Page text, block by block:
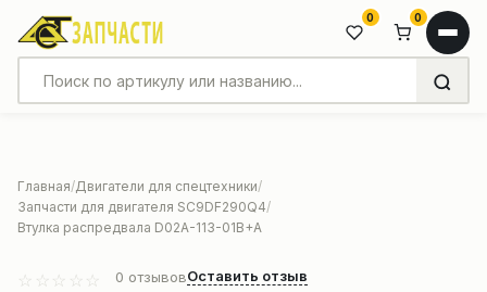
0 0
Главная Двигатели для спецтехники
Запчасти для двигателя SC9DF290Q4
Втулка распредвала D02A-113-01B+A
0 отзывовОставить отзыв